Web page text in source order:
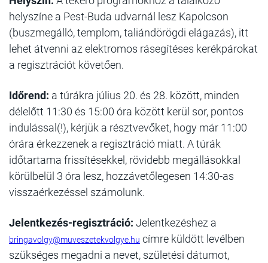
helyszíne a Pest-Buda udvarnál lesz Kapolcson
(buszmegálló, templom, taliándörögdi elágazás), itt
lehet átvenni az elektromos rásegítéses kerékpárokat
a regisztrációt követően.
Időrend: a túrákra július 20. és 28. között, minden
délelőtt 11:30 és 15:00 óra között kerül sor, pontos
indulással(!), kérjük a résztvevőket, hogy már 11:00
órára érkezzenek a regisztráció miatt. A túrák
időtartama frissítésekkel, rövidebb megállásokkal
körülbelül 3 óra lesz, hozzávetőlegesen 14:30-as
visszaérkezéssel számolunk.
Jelentkezés-regisztráció: Jelentkezéshez a
bringavolgy@muveszetekvolgye.hu címre küldött levélben
szükséges megadni a nevet, születési dátumot,